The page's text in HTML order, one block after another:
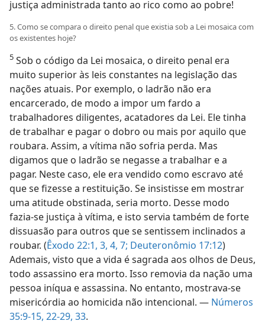
justiça administrada tanto ao rico como ao pobre!
5. Como se compara o direito penal que existia sob a Lei mosaica com
os existentes hoje?
5 Sob o código da Lei mosaica, o direito penal era
muito superior às leis constantes na legislação das
nações atuais. Por exemplo, o ladrão não era
encarcerado, de modo a impor um fardo a
trabalhadores diligentes, acatadores da Lei. Ele tinha
de trabalhar e pagar o dobro ou mais por aquilo que
roubara. Assim, a vítima não sofria perda. Mas
digamos que o ladrão se negasse a trabalhar e a
pagar. Neste caso, ele era vendido como escravo até
que se fizesse a restituição. Se insistisse em mostrar
uma atitude obstinada, seria morto. Desse modo
fazia-se justiça à vítima, e isto servia também de forte
dissuasão para outros que se sentissem inclinados a
roubar. (Êxodo 22:1, 3, 4, 7; Deuteronômio 17:12)
Ademais, visto que a vida é sagrada aos olhos de Deus,
todo assassino era morto. Isso removia da nação uma
pessoa iníqua e assassina. No entanto, mostrava-se
misericórdia ao homicida não intencional. — Números
35:9-15, 22-29, 33.